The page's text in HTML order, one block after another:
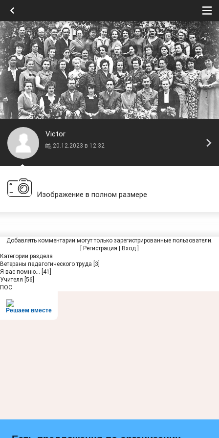
Victor
20.12.2023 в 12:32
Изображение в полном размере
Добавлять комментарии могут только зарегистрированные пользователи.
Регистрация Вход
Категории раздела
Ветераны педагогического труда [3]
Я вас помню... [41]
Учителя [56]
ПОС
Решаем вместе